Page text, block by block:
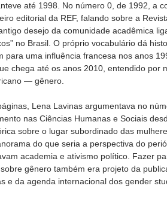
até 1998. No número 0, de 1992, a
editorial da REF, falando sobre a
desejo da comunidade acadêmica
no Brasil. O próprio vocabulário dá
para uma influência francesa nos anos
chega até os anos 2010, entendido por
— gênero.
Lena Lavinas argumentava no
nas Ciências Humanas e Sociais
sobre o lugar subordinado das
do que seria a perspectiva do
academia e ativismo político. Fazer
gênero também era projeto da
e da agenda internacional dos gender